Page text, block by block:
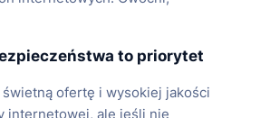
to priorytet
ofertę i wysokiej jakości
internetowej, ale jeśli nie